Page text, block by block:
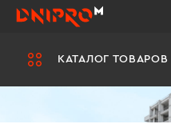
КАТАЛОГ ТОВАРОВ